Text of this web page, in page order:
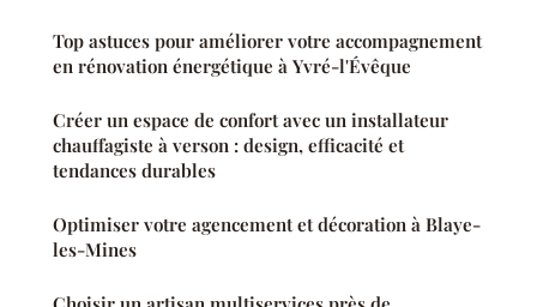
Top astuces pour améliorer votre accompagnement
en rénovation énergétique à Yvré-l'Évêque
Créer un espace de confort avec un installateur
chauffagiste à verson : design, efficacité et
tendances durables
Optimiser votre agencement et décoration à Blaye-
les-Mines